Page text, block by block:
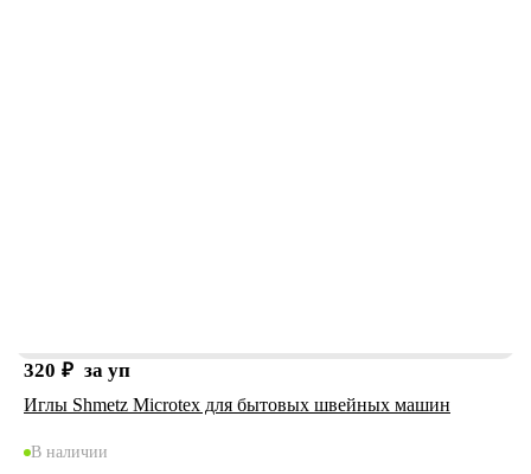
320 ₽ за уп
Иглы Shmetz Microtex для бытовых швейных машин
В наличии